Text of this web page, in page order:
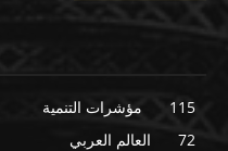
مؤشرات التنمية
115
العالم العربي
72